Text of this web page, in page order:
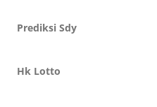
Prediksi Sdy
Hk Lotto